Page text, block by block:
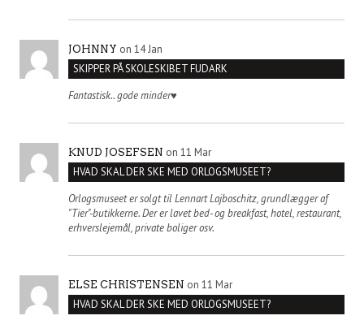
JOHNNY on 14 Jan
SKIPPER PÅ SKOLESKIBET FUDARK
Fantastisk.. gode minder♥️
KNUD JOSEFSEN on 11 Mar
HVAD SKAL DER SKE MED ORLOGSMUSEET?
Orlogsmuseet er solgt til Lennart Lajboschitz, grundlægger af
"Tier"-butikkerne. Der er lavet bed- og breakfast, hotel, restaurant,
erhverslejemål, private boliger osv.
ELSE CHRISTENSEN on 11 Mar
HVAD SKAL DER SKE MED ORLOGSMUSEET?